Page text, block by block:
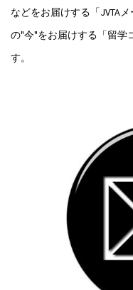
などをお届けする「JVTA
の"今"をお届けする「留学
す。